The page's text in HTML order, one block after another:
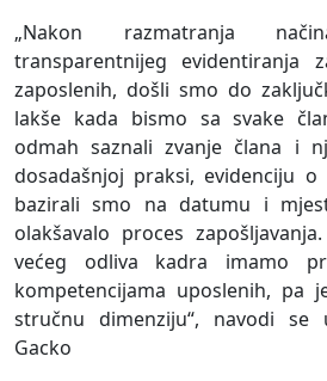
„Nakon razmatranja
transparentnijeg evidentiranja
zaposlenih, došli smo do
lakše kada bismo sa svake
odmah saznali zvanje člana i
dosadašnjoj praksi, evidenciju o
bazirali smo na datumu i
olakšavalo proces
većeg odliva kadra imamo
kompetencijama uposlenih, pa
stručnu dimenziju“, navodi se
Gacko